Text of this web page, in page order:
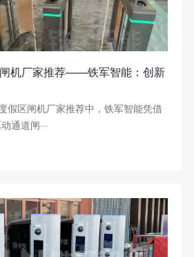
机厂家推荐——铁军智能：创新
假区闸机厂家推荐中，铁军智能凭借
通道闸···